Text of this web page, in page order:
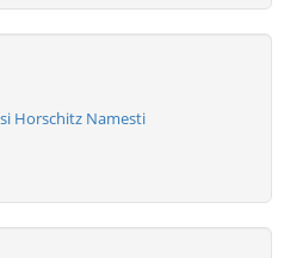
Horschitz Namesti